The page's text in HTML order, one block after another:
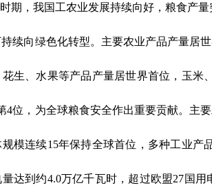
时期，我国工农业发展持续向好，粮食产量
续向绿色化转型。主要农业产品产量居
生、水果等产品产量居世界首位，玉米
4位，为全球粮食安全作出重要贡献。主
规模连续15年保持全球首位，多种工业产
达到约4.0万亿千瓦时，超过欧盟27国用